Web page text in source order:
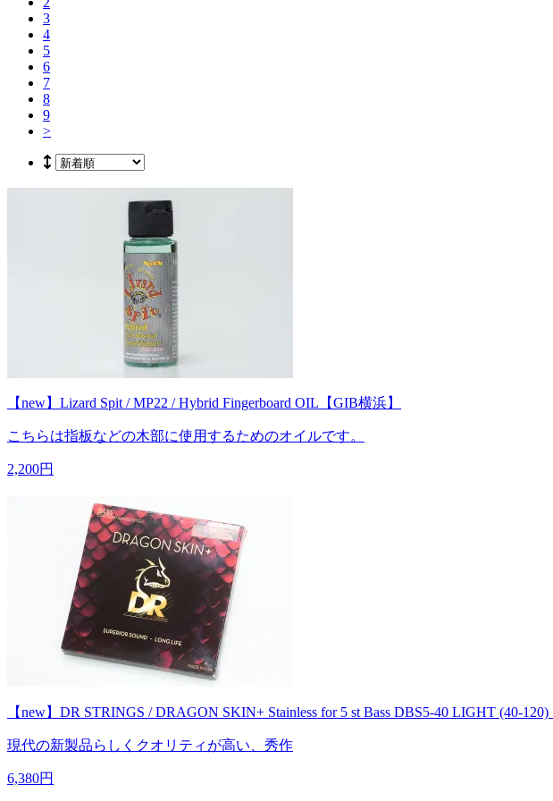
3
4
5
6
7
8
9
>
【new】Lizard Spit / MP22 / Hybrid Fingerboard OIL【GIB横浜】
こちらは指板などの木部に使用するためのオイルです。
2,200円
【new】DR STRINGS / DRAGON SKIN+ Stainless for 5 st Bass DBS5-40 LIGHT (40-120)
現代の新製品らしくクオリティが高い、秀作
6,380円